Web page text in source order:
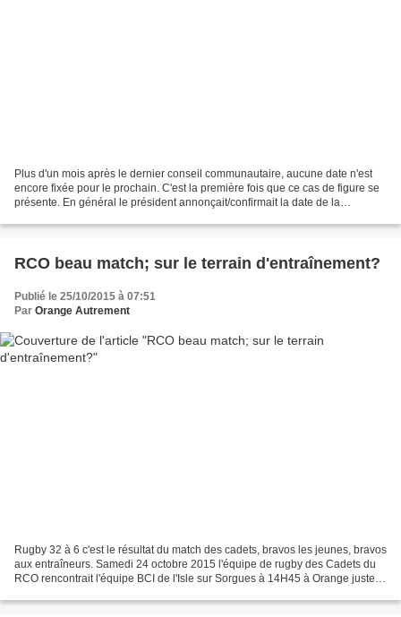
Plus d'un mois après le dernier conseil communautaire, aucune date n'est
encore fixée pour le prochain. C'est la première fois que ce cas de figure se
présente. En général le président annonçait/confirmait la date de la
RCO beau match; sur le terrain d'entraînement?
Publié le 25/10/2015 à 07:51
Par Orange Autrement
Rugby 32 à 6 c'est le résultat du match des cadets, bravos les jeunes, bravos
aux entraîneurs. Samedi 24 octobre 2015 l'équipe de rugby des Cadets du
RCO rencontrait l'équipe BCI de l'Isle sur Sorgues à 14H45 à Orange juste